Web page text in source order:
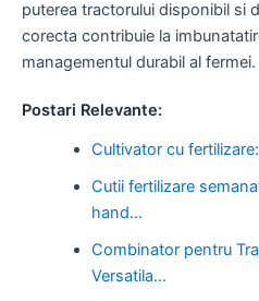
puterea tractorului disponibil si
corecta contribuie la
managementul durabil al fermei.
Postari Relevante:
Cultivator cu
Cutii fertilizare
hand…
Combinator pentru
Versatila…